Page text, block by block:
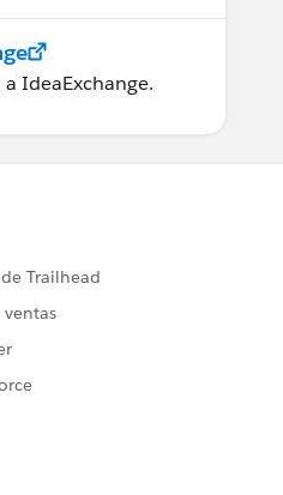
a IdeaExchange.